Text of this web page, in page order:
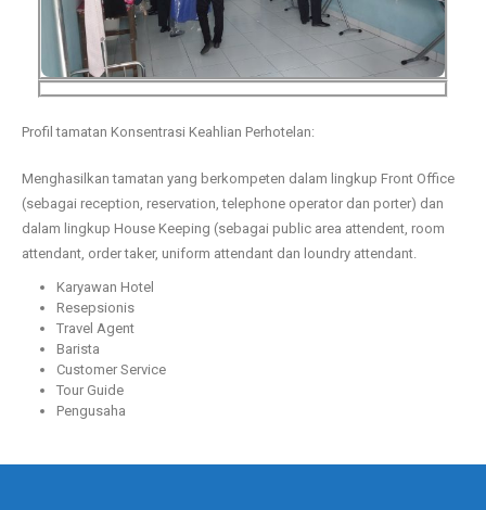
Profil tamatan Konsentrasi Keahlian Perhotelan:
Menghasilkan tamatan yang berkompeten dalam lingkup Front Office
(sebagai reception, reservation, telephone operator dan porter) dan
dalam lingkup House Keeping (sebagai public area attendent, room
attendant, order taker, uniform attendant dan loundry attendant.
Karyawan Hotel
Resepsionis
Travel Agent
Barista
Customer Service
Tour Guide
Pengusaha